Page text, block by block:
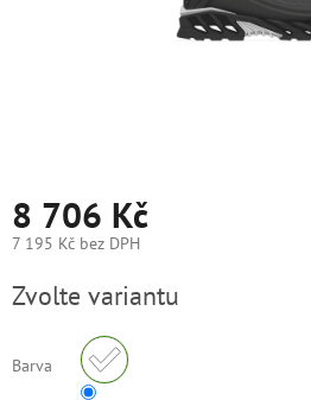
8 706 Kč
7 195 Kč bez DPH
cena:
Zvolte variantu
Barva